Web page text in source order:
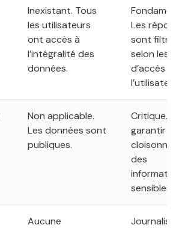
Inexistant. Tous
les utilisateurs
ont accès à
l’intégralité des
données.
Les
sont
selon les
d’accès
Non applicable.
Les données sont
publiques.
Critique.
garantir le
des
sensibles.
Aucune